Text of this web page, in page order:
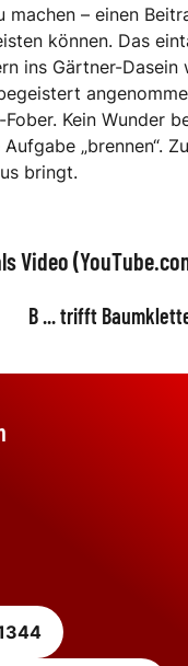
machen – einen
können. Das
ins Gärtner-Dasein
Kein Wunder
„brennen“.
bringt.
Video
B ... trifft